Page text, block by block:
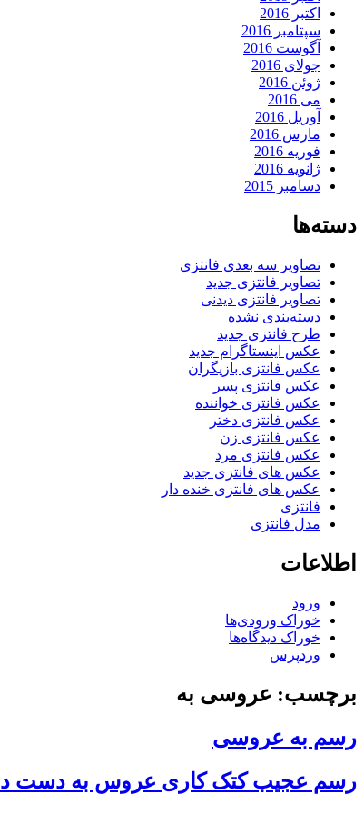
اکتبر 2016
سپتامبر 2016
آگوست 2016
جولای 2016
ژوئن 2016
می 2016
آوریل 2016
مارس 2016
فوریه 2016
ژانویه 2016
دسامبر 2015
دسته‌ها
تصاویر سه بعدی فانتزی
تصاویر فانتزی جدید
تصاویر فانتزی دیدنی
دسته‌بندی نشده
طرح فانتزی جدید
عکس اینستاگرام جدید
عکس فانتزی بازیگران
عکس فانتزی پسر
عکس فانتزی خواننده
عکس فانتزی دختر
عکس فانتزی زن
عکس فانتزی مرد
عکس های فانتزی جدید
عکس های فانتزی خنده دار
فانتزی
مدل فانتزی
اطلاعات
ورود
خوراک ورودی‌ها
خوراک دیدگاه‌ها
وردپرس
برچسب: عروسی به
رسم به عروسی
رسم عجیب کتک کاری عروس به دست